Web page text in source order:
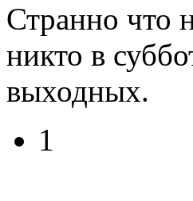
Странно что
никто в
выходных.
1